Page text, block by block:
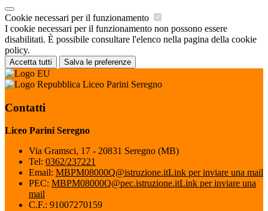
Cookie necessari per il funzionamento
I cookie necessari per il funzionamento non possono essere
disabilitati. È possibile consultare l'elenco nella pagina della cookie
policy.
Accetta tutti Salva le preferenze
Liceo Parini Seregno
Contatti
Liceo Parini Seregno
Via Gramsci, 17 - 20831 Seregno (MB)
Tel: 0362/237221
Email: MBPM08000Q@istruzione.itLink per inviare una mail
PEC: MBPM08000Q@pec.istruzione.itLink per inviare una
mail
C.F.: 91007270159